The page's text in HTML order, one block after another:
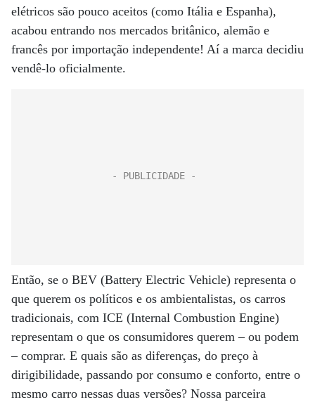
elétricos são pouco aceitos (como Itália e Espanha),
acabou entrando nos mercados britânico, alemão e
francês por importação independente! Aí a marca decidiu
vendê-lo oficialmente.
Então, se o BEV (Battery Electric Vehicle) representa o
que querem os políticos e os ambientalistas, os carros
tradicionais, com ICE (Internal Combustion Engine)
representam o que os consumidores querem – ou podem
– comprar. E quais são as diferenças, do preço à
dirigibilidade, passando por consumo e conforto, entre o
mesmo carro nessas duas versões? Nossa parceira